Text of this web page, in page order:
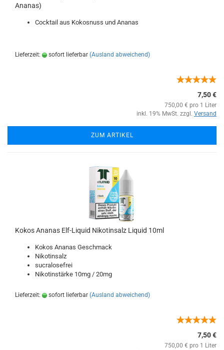
Ananas)
Cocktail aus Kokosnuss und Ananas
Lieferzeit: sofort lieferbar (Ausland abweichend)
7,50 €
750,00 € pro 1 Liter
inkl. 19% MwSt. zzgl. Versand
ZUM ARTIKEL
Kokos Ananas Elf-Liquid Nikotinsalz Liquid 10ml
Kokos Ananas Geschmack
Nikotinsalz
sucralosefrei
Nikotinstärke 10mg / 20mg
Lieferzeit: sofort lieferbar (Ausland abweichend)
7,50 €
750,00 € pro 1 Liter